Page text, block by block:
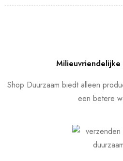
Shop Duurzaam biedt alleen
een betere